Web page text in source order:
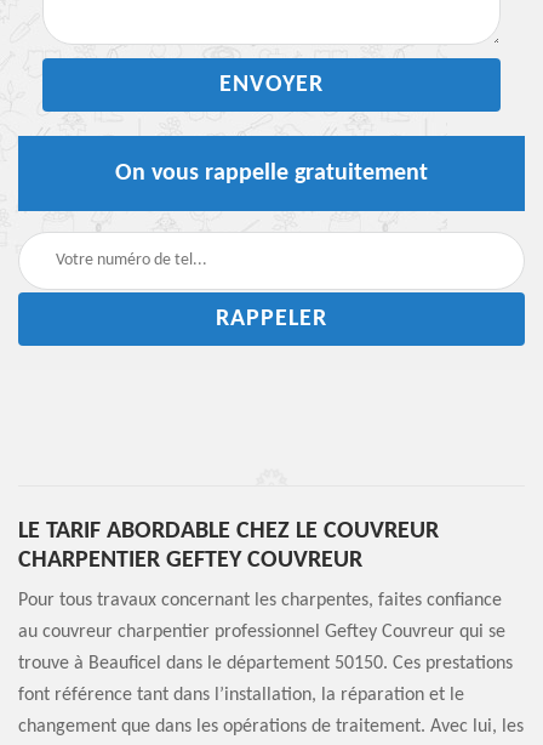
On vous rappelle gratuitement
LE TARIF ABORDABLE CHEZ LE COUVREUR
CHARPENTIER GEFTEY COUVREUR
Pour tous travaux concernant les charpentes, faites confiance
au couvreur charpentier professionnel Geftey Couvreur qui se
trouve à Beauficel dans le département 50150. Ces prestations
font référence tant dans l’installation, la réparation et le
changement que dans les opérations de traitement. Avec lui, les